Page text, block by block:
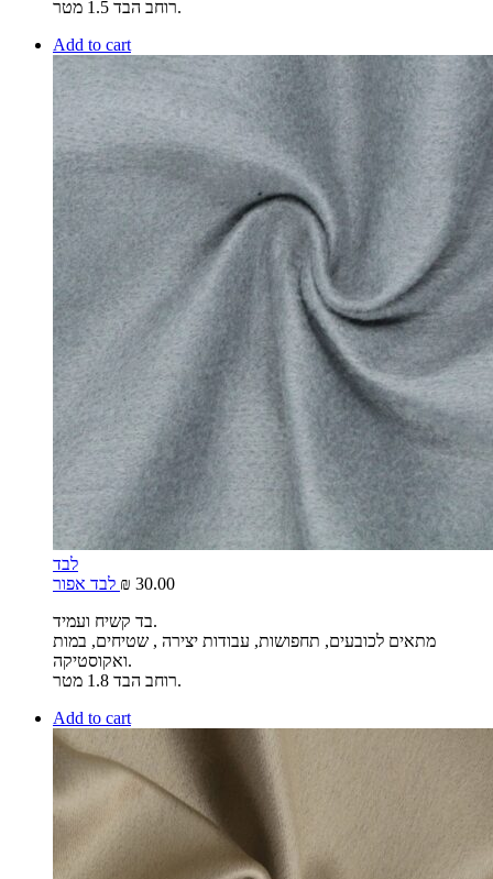
רוחב הבד 1.5 מטר.
Add to cart
לבד
₪ 30.00
בד קשיח ועמיד.
מתאים לכובעים, תחפושות, עבודות יצירה , שטיחים, במות
ואקוסטיקה.
רוחב הבד 1.8 מטר.
Add to cart